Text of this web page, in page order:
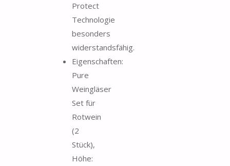
Protect
Technologie
besonders
widerstandsfähig.
Eigenschaften:
Pure
Weingläser
Set für
Rotwein
(2
Stück),
Höhe: